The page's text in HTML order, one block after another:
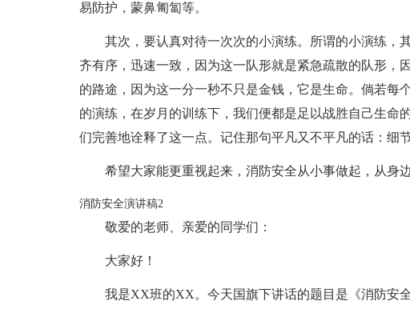
易防护，蒙鼻匍匐等。
其次，要认真对待一次次的小演练。所谓的小演练，
齐有序，迅速一致，因为这一队形就是紧急疏散的队形，
的路途，因为这一分一秒不只是金钱，它是生命。倘若每
的演练，在岁月的训练下，我们便都是足以战胜自己生
们完善地诠释了这一点。记住那句平凡又不平凡的话：细节
希望大家能更重视起来，消防安全从小事做起，从身
消防安全演讲稿2
敬爱的老师、亲爱的同学们：
大家好！
我是XX班的XX。今天国旗下讲话的题目是《消防安全